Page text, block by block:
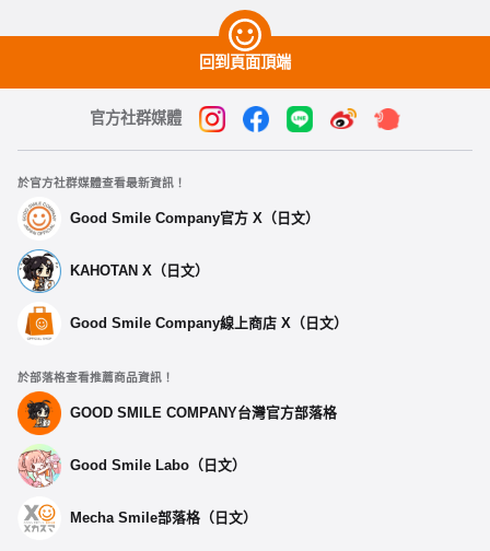
回到頁面頂端
官方社群媒體
於官方社群媒體查看最新資訊！
Good Smile Company官方 X（日文）
KAHOTAN X（日文）
Good Smile Company線上商店 X（日文）
於部落格查看推薦商品資訊！
GOOD SMILE COMPANY台灣官方部落格
Good Smile Labo（日文）
Mecha Smile部落格（日文）